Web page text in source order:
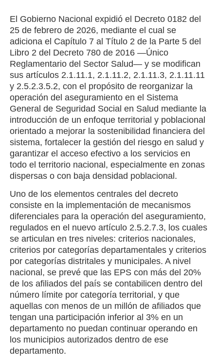
El Gobierno Nacional expidió el Decreto 0182 del
25 de febrero de 2026, mediante el cual se
adiciona el Capítulo 7 al Título 2 de la Parte 5 del
Libro 2 del Decreto 780 de 2016 —Único
Reglamentario del Sector Salud— y se modifican
sus artículos 2.1.11.1, 2.1.11.2, 2.1.11.3, 2.1.11.11
y 2.5.2.3.5.2, con el propósito de reorganizar la
operación del aseguramiento en el Sistema
General de Seguridad Social en Salud mediante la
introducción de un enfoque territorial y poblacional
orientado a mejorar la sostenibilidad financiera del
sistema, fortalecer la gestión del riesgo en salud y
garantizar el acceso efectivo a los servicios en
todo el territorio nacional, especialmente en zonas
dispersas o con baja densidad poblacional.
Uno de los elementos centrales del decreto
consiste en la implementación de mecanismos
diferenciales para la operación del aseguramiento,
regulados en el nuevo artículo 2.5.2.7.3, los cuales
se articulan en tres niveles: criterios nacionales,
criterios por categorías departamentales y criterios
por categorías distritales y municipales. A nivel
nacional, se prevé que las EPS con más del 20%
de los afiliados del país se contabilicen dentro del
número límite por categoría territorial, y que
aquellas con menos de un millón de afiliados que
tengan una participación inferior al 3% en un
departamento no puedan continuar operando en
los municipios autorizados dentro de ese
departamento.